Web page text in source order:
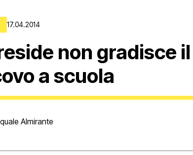
17.04.2014
non gradisce il
a scuola
Almirante